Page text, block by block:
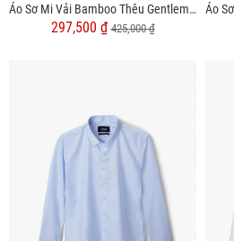
Áo Sơ Mi Vải Bamboo Thêu Gentlemen Ở Măng Séc Form Slimfit SM155
297,500 ₫425,000 ₫